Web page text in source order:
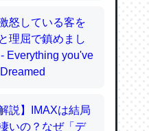
新仮説